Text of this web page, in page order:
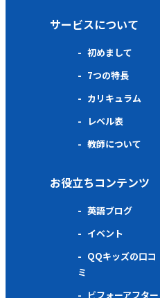
サービスについて
初めまして
7つの特長
カリキュラム
レベル表
教師について
お役立ちコンテンツ
英語ブログ
イベント
QQキッズの口コ
ミ
ビフォーアフター